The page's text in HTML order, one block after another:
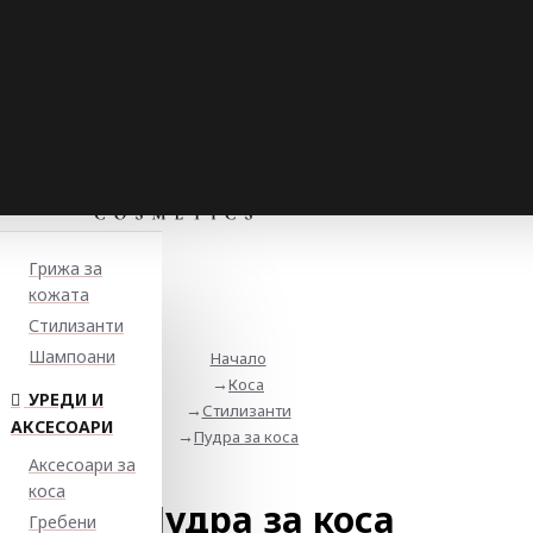
Грижа за
кожата
Стилизанти
Шампоани
УРЕДИ И
АКСЕСОАРИ
Аксесоари за
коса
Гребени
Начало
Коса
Стилизанти
Пудра за коса
Пудра за коса